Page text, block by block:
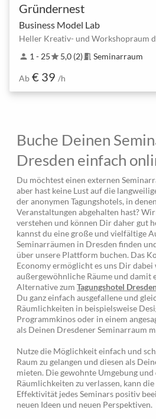
Gründernest
Business Model Lab
person 1 - 25star5,0 (2) meeting_room Seminarraum
Ab € 39 /h
Buche Deinen
Dresden einfach
Du möchtest einen externen
aber hast keine Lust auf die
der anonymen Tagungshotels, in
Veranstaltungen abgehalten hast?
verstehen und können Dir daher gut
kannst du eine große und vielfältige
Seminarräumen in Dresden finden
über unsere Plattform buchen. Das
Economy ermöglicht es uns Dir
außergewöhnliche Räume und damit
Alternative zum Tagungshotel
Du ganz einfach ausgefallene und
Räumlichkeiten in beispielsweise
Programmkinos oder in einem
als Deinen Dresdener Seminarraum
Nutze die Möglichkeit einfach und
Raum zu gelangen und diesen als
mieten. Die gewohnte Umgebung und
Räumlichkeiten zu verlassen, kann
Effektivität jedes Seminars positiv
neuen Ideen und neuen Perspektiven.